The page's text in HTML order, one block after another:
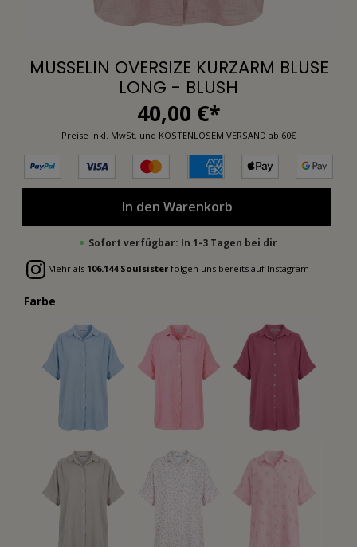
MUSSELIN OVERSIZE KURZARM BLUSE
LONG - BLUSH
40,00 €*
Preise inkl. MwSt. und KOSTENLOSEM VERSAND ab 60€
In den Warenkorb
Sofort verfügbar: In 1-3 Tagen bei dir
Mehr als 106.144 Soulsisterfolgen uns bereits auf Instagram
Farbe